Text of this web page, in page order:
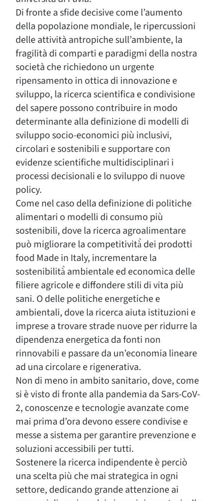
Di fronte a sfide decisive come l’aumento
della popolazione mondiale, le ripercussioni
delle attività antropiche sull’ambiente, la
fragilità di comparti e paradigmi della nostra
società che richiedono un urgente
ripensamento in ottica di innovazione e
sviluppo, la ricerca scientifica e condivisione
del sapere possono contribuire in modo
determinante alla definizione di modelli di
sviluppo socio-economici più inclusivi,
circolari e sostenibili e supportare con
evidenze scientifiche multidisciplinari i
processi decisionali e lo sviluppo di nuove
policy.
Come nel caso della definizione di politiche
alimentari o modelli di consumo più
sostenibili, dove la ricerca agroalimentare
può migliorare la competitività̀ dei prodotti
food Made in Italy, incrementare la
sostenibilità̀ ambientale ed economica delle
filiere agricole e diffondere stili di vita più
sani. O delle politiche energetiche e
ambientali, dove la ricerca aiuta istituzioni e
imprese a trovare strade nuove per ridurre la
dipendenza energetica da fonti non
rinnovabili e passare da un’economia lineare
ad una circolare e rigenerativa.
Non di meno in ambito sanitario, dove, come
si è visto di fronte alla pandemia da Sars-CoV-
2, conoscenze e tecnologie avanzate come
mai prima d’ora devono essere condivise e
messe a sistema per garantire prevenzione e
soluzioni accessibili per tutti.
Sostenere la ricerca indipendente è perciò
una scelta più che mai strategica in ogni
settore, dedicando grande attenzione ai